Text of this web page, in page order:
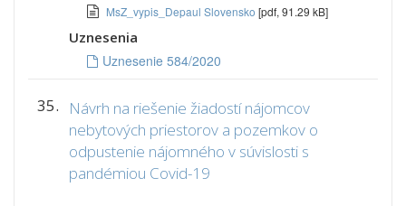
MsZ_vypis_Depaul Slovensko [pdf, 91.29 kB]
Uznesenia
Uznesenie 584/2020
35.
Návrh na riešenie žiadostí nájomcov
nebytových priestorov a pozemkov o
odpustenie nájomného v súvislosti s
pandémiou Covid-19